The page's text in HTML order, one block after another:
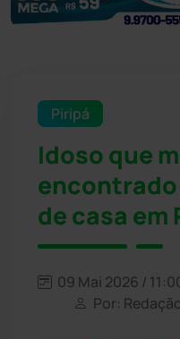
Piripá
Idoso que
de casa em
09 Mai 2026 /
Por: